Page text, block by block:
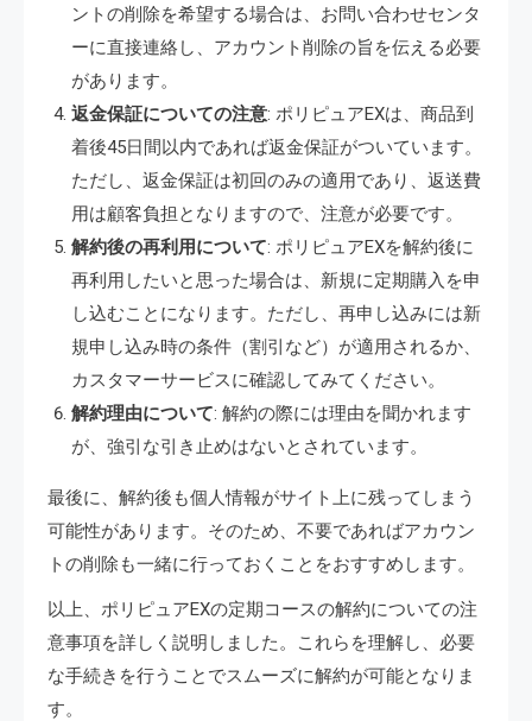
ントの削除を希望する場合は、お問い合わせセンタ
ーに直接連絡し、アカウント削除の旨を伝える必要
があります。
返金保証についての注意: ポリピュアEXは、商品到
着後45日間以内であれば返金保証がついています。
ただし、返金保証は初回のみの適用であり、返送費
用は顧客負担となりますので、注意が必要です。
解約後の再利用について: ポリピュアEXを解約後に
再利用したいと思った場合は、新規に定期購入を申
し込むことになります。ただし、再申し込みには新
規申し込み時の条件（割引など）が適用されるか、
カスタマーサービスに確認してみてください。
解約理由について: 解約の際には理由を聞かれます
が、強引な引き止めはないとされています。
最後に、解約後も個人情報がサイト上に残ってしまう
可能性があります。そのため、不要であればアカウン
トの削除も一緒に行っておくことをおすすめします。
以上、ポリピュアEXの定期コースの解約についての注
意事項を詳しく説明しました。これらを理解し、必要
な手続きを行うことでスムーズに解約が可能となりま
す。